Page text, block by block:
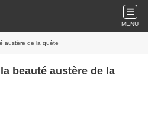
MENU
austère de la quête
beauté austère de la